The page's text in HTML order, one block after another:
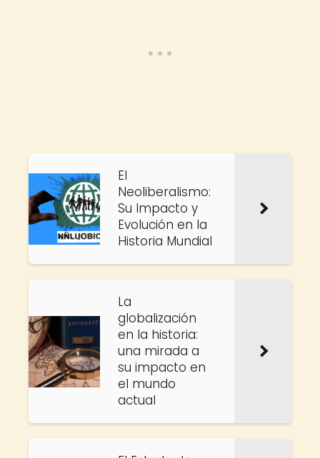
El
Neoliberalismo:
Su Impacto y
Evolución en la
Historia Mundial
La
globalización
en la historia:
una mirada a
su impacto en
el mundo
actual